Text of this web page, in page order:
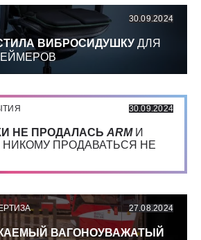
30.09.2024
ВИБРОСИДУШКУ ДЛЯ
30.09.2024
НЕ ПРОДАЛАСЬ ARMИ
НИКОМУ ПРОДАВАТЬСЯ НЕ
27.08.2024
ВАГОНОУВАЖАТЫЙ